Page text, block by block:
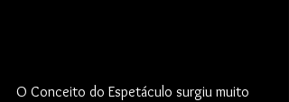
O Conceito do Espetáculo surgiu muito